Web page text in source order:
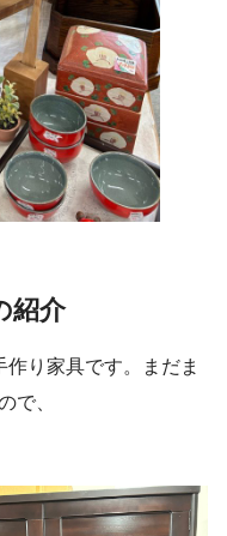
紹介
り家具です。まだま
で、